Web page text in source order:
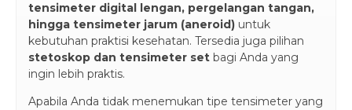
tensimeter digital lengan, pergelangan tangan,
hingga tensimeter jarum (aneroid) untuk
kebutuhan praktisi kesehatan. Tersedia juga pilihan
stetoskop dan tensimeter set bagi Anda yang
ingin lebih praktis.
Apabila Anda tidak menemukan tipe tensimeter yang